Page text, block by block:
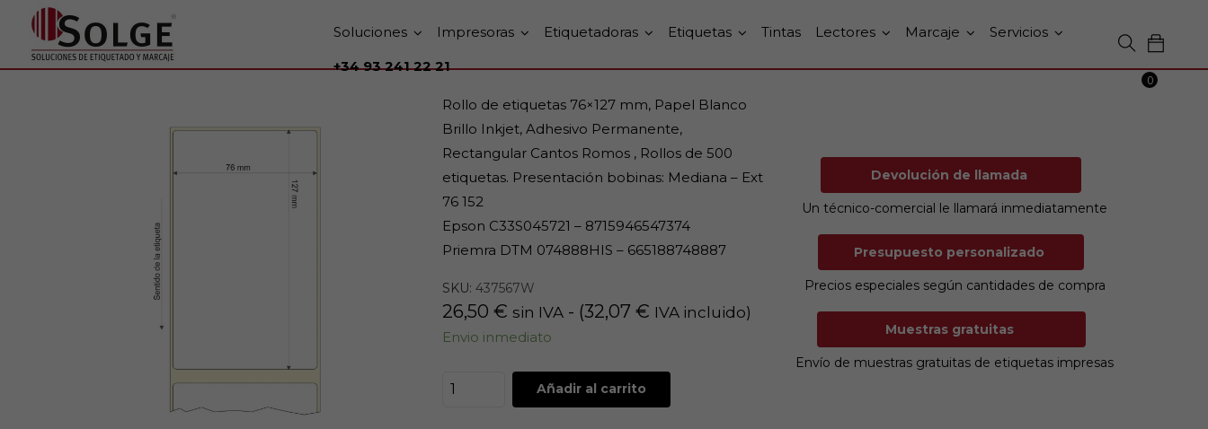
Soluciones Impresoras Etiquetadoras Etiquetas Tintas Lectores Marcaje Servicios
+34 93 241 22 21
0
Rollo de etiquetas 76×127 mm, Papel Blanco
Brillo Inkjet, Adhesivo Permanente,
Rectangular Cantos Romos , Rollos de 500
etiquetas. Presentación bobinas: Mediana – Ext
76 152
Epson C33S045721 – 8715946547374
Priemra DTM 074888HIS – 665188748887
SKU: 437567W
26,50 € sin IVA - (32,07 € IVA incluido)
Envio inmediato
Añadir al carrito
Devolución de llamada
Un técnico-comercial le llamará inmediatamente
Presupuesto personalizado
Precios especiales según cantidades de compra
Muestras gratuitas
Envío de muestras gratuitas de etiquetas impresas